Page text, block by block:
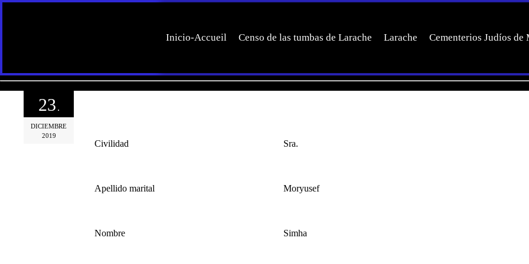
Inicio-Accueil Censo de las tumbas de Larache Larache Cementerios Judíos de
23 .
DICIEMBRE
2019
Civilidad Sra.
Apellido marital Moryusef
Nombre Simha